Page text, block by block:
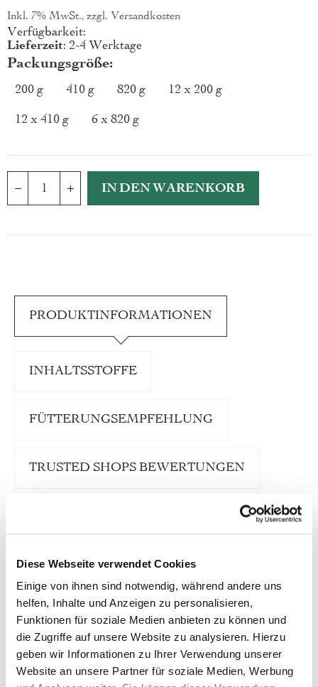
Diese Webseite verwendet Cookies
Einige von ihnen sind notwendig, während andere uns
helfen, Inhalte und Anzeigen zu personalisieren,
Funktionen für soziale Medien anbieten zu können und
die Zugriffe auf unsere Website zu analysieren. Hierzu
geben wir Informationen zu Ihrer Verwendung unserer
Website an unsere Partner für soziale Medien, Werbung
Inkl. 7% MwSt., zzgl. Versandkosten
Verfügbarkeit:
Lieferzeit: 2-4 Werktage
Packungsgröße
200 g 410 g 820 g 12 x 200 g
12 x 410 g 6 x 820 g
IN DEN WARENKORB
PRODUKTINFORMATIONEN
INHALTSSTOFFE
FÜTTERUNGSEMPFEHLUNG
TRUSTED SHOPS BEWERTUNGEN
Unser defu Hundenassfutter Ente ”Sensitiv“ ist
eine schmackhafte Komposition aus Bio-Ente und
Fleischanteil ist mit 70 % besonders hoch.
Natürliche Zutaten wie Zucchini, Hirse und
frischer Kürbis liefern wichtige Vitamine und
Ballaststoffe für ein fröhliches Hundeleben voller
Lebenskraft.
Die Rezeptur des Nassfutters enthält mit Ente nur
eine einzige tierische Proteinquelle (Single
Protein). Damit ist es ideal geeignet als tägliches